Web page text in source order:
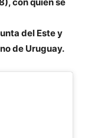
del Este y
de Uruguay.